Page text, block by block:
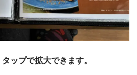
ップで拡大できます。